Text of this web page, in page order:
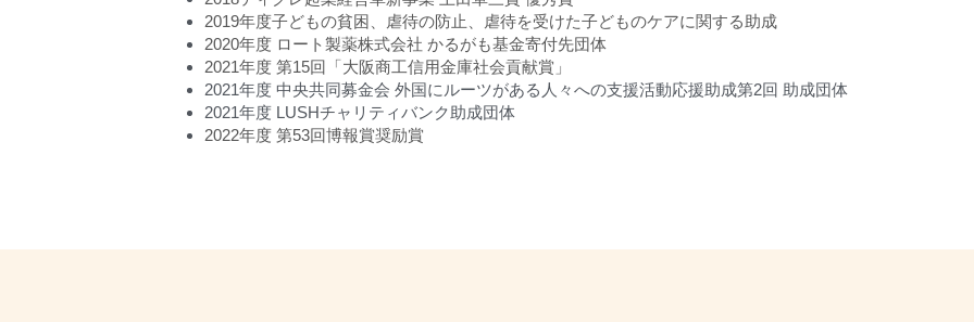
2019年度子どもの貧困、虐待の防止、虐待を受けた子どものケアに関する助成
2020年度 ロート製薬株式会社 かるがも基金寄付先団体
​2021年度 第15回「大阪商工信用金庫社会貢献賞」
2021年度 中央共同募金会 外国にルーツがある人々への支援活動応援助成第2回 助成団体
2021年度 LUSHチャリティバンク助成団体
2022年度 第53回博報賞奨励賞